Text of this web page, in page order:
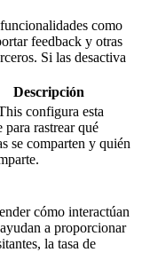
como
feedback y otras
Si las desactiva
Descripción
configura esta
para rastrear qué
se comparten y quién
cómo interactúan
a proporcionar
la tasa de